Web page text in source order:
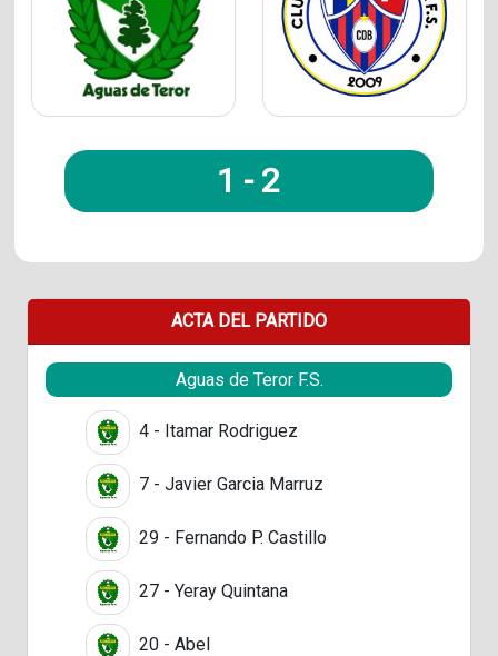
1 - 2
ACTA DEL PARTIDO
Aguas de Teror F.S.
4 - Itamar Rodriguez
7 - Javier Garcia Marruz
29 - Fernando P. Castillo
27 - Yeray Quintana
20 - Abel